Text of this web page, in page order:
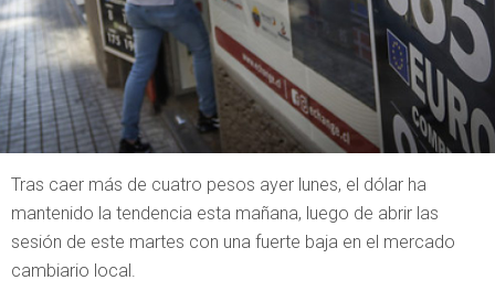
Tras caer más de cuatro pesos ayer lunes, el dólar ha
mantenido la tendencia esta mañana, luego de abrir las
sesión de este martes con una fuerte baja en el mercado
cambiario local.